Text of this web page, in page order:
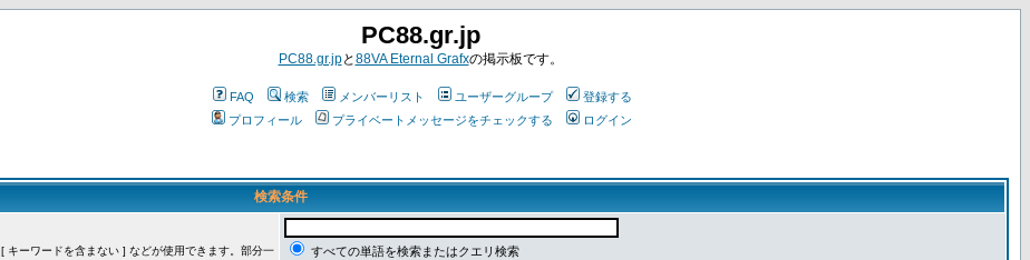
PC88.gr.jp
PC88.gr.jpと88VA Eternal Grafxの掲示板です。
FAQ 検索 メンバーリスト ユーザーグループ
登録する
プロフィール
プライベートメッセージをチェックする ログイン
検索条件
[ キーワードを含まない ] などが使用できます。部分一
すべての単語を検索またはクエリ検索